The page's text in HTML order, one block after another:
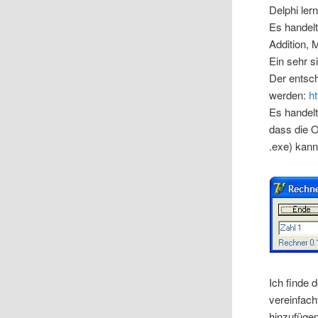
Delphi
Es
Addition,
Ein sehr
Der
werden:
Es
dass die
.exe)
Ich finde